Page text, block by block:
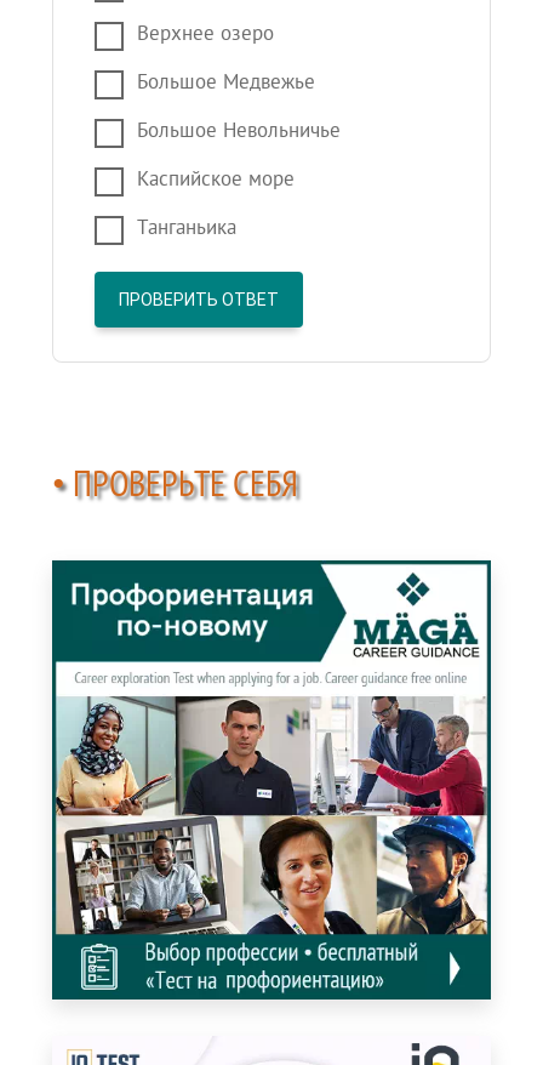
Верхнее озеро
Большое Медвежье
Большое Невольничье
Каспийское море
Танганьика
ПРОВЕРИТЬ ОТВЕТ
• ПРОВЕРЬТЕ СЕБЯ